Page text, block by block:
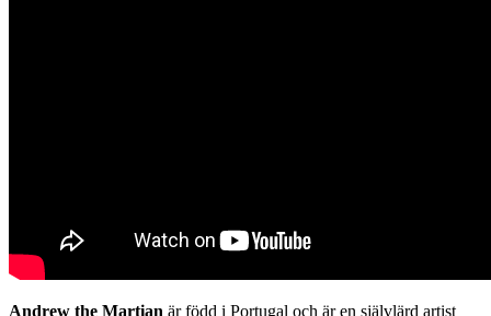
Andrew the Martian är född i Portugal och är en självlärd artist